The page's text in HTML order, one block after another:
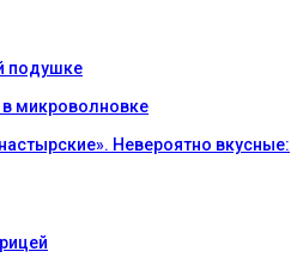
подушке
в микроволновке
Невероятно вкусные: